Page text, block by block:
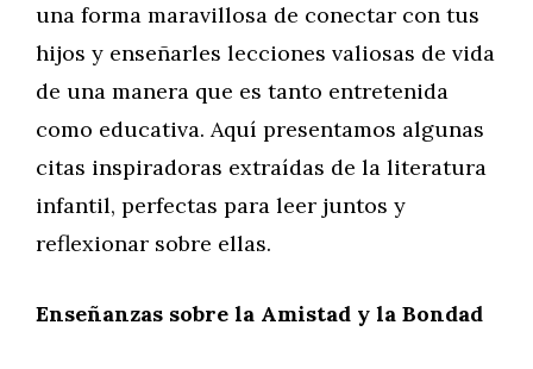
una forma maravillosa de conectar con tus
hijos y enseñarles lecciones valiosas de vida
de una manera que es tanto entretenida
como educativa. Aquí presentamos algunas
citas inspiradoras extraídas de la literatura
infantil, perfectas para leer juntos y
reflexionar sobre ellas.
Enseñanzas sobre la Amistad y la Bondad